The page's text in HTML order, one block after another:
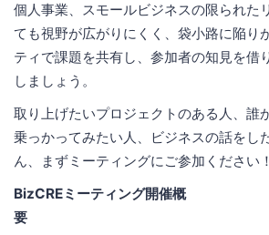
個人事業、スモールビジネスの限られた
ても視野が広がりにくく、袋小路に陥り
ティで課題を共有し、参加者の知見を借
しましょう。
取り上げたいプロジェクトのある人、誰
乗っかってみたい人、ビジネスの話をし
ん、まずミーティングにご参加ください！
BizCREミーティング開催概
要